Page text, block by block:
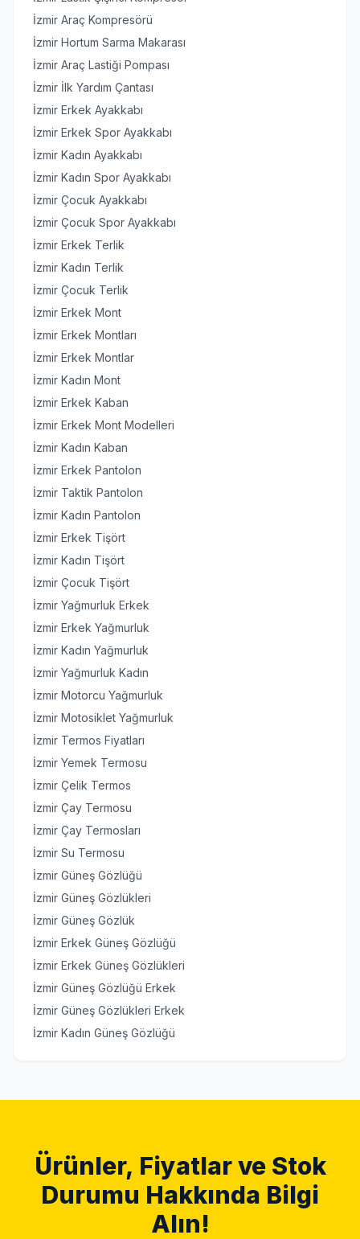
İzmir Araç Kompresörü
İzmir Hortum Sarma Makarası
İzmir Araç Lastiği Pompası
İzmir İlk Yardım Çantası
İzmir Erkek Ayakkabı
İzmir Erkek Spor Ayakkabı
İzmir Kadın Ayakkabı
İzmir Kadın Spor Ayakkabı
İzmir Çocuk Ayakkabı
İzmir Çocuk Spor Ayakkabı
İzmir Erkek Terlik
İzmir Kadın Terlik
İzmir Çocuk Terlik
İzmir Erkek Mont
İzmir Erkek Montları
İzmir Erkek Montlar
İzmir Kadın Mont
İzmir Erkek Kaban
İzmir Erkek Mont Modelleri
İzmir Kadın Kaban
İzmir Erkek Pantolon
İzmir Taktik Pantolon
İzmir Kadın Pantolon
İzmir Erkek Tişört
İzmir Kadın Tişört
İzmir Çocuk Tişört
İzmir Yağmurluk Erkek
İzmir Erkek Yağmurluk
İzmir Kadın Yağmurluk
İzmir Yağmurluk Kadın
İzmir Motorcu Yağmurluk
İzmir Motosiklet Yağmurluk
İzmir Termos Fiyatları
İzmir Yemek Termosu
İzmir Çelik Termos
İzmir Çay Termosu
İzmir Çay Termosları
İzmir Su Termosu
İzmir Güneş Gözlüğü
İzmir Güneş Gözlükleri
İzmir Güneş Gözlük
İzmir Erkek Güneş Gözlüğü
İzmir Erkek Güneş Gözlükleri
İzmir Güneş Gözlüğü Erkek
İzmir Güneş Gözlükleri Erkek
İzmir Kadın Güneş Gözlüğü
Ürünler, Fiyatlar ve Stok
Durumu Hakkında Bilgi
Alın!